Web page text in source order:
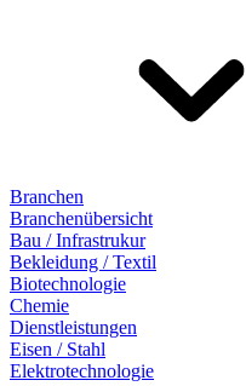
Branchen
Branchenübersicht
Bau / Infrastrukur
Bekleidung / Textil
Biotechnologie
Chemie
Dienstleistungen
Eisen / Stahl
Elektrotechnologie